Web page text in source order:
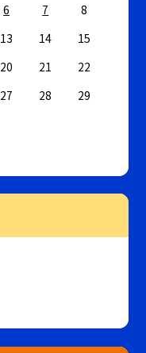
6 7
8
13 14
15
20 21
22
27 28
29